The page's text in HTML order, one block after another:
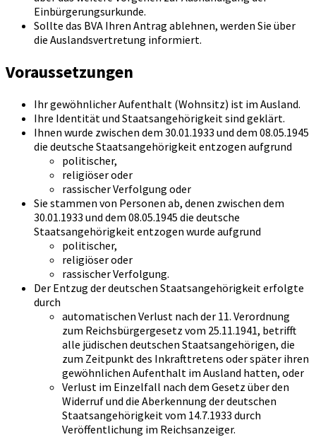
Einbürgerungsurkunde.
Sollte das BVA Ihren Antrag ablehnen, werden Sie über
die Auslandsvertretung informiert.
Voraussetzungen
Ihr gewöhnlicher Aufenthalt (Wohnsitz) ist im Ausland.
Ihre Identität und Staatsangehörigkeit sind geklärt.
Ihnen wurde zwischen dem 30.01.1933 und dem 08.05.1945
die deutsche Staatsangehörigkeit entzogen aufgrund
politischer,
religiöser oder
rassischer Verfolgung oder
Sie stammen von Personen ab, denen zwischen dem
30.01.1933 und dem 08.05.1945 die deutsche
Staatsangehörigkeit entzogen wurde aufgrund
politischer,
religiöser oder
rassischer Verfolgung.
Der Entzug der deutschen Staatsangehörigkeit erfolgte
durch
automatischen Verlust nach der 11. Verordnung
zum Reichsbürgergesetz vom 25.11.1941, betrifft
alle jüdischen deutschen Staatsangehörigen, die
zum Zeitpunkt des Inkrafttretens oder später ihren
gewöhnlichen Aufenthalt im Ausland hatten, oder
Verlust im Einzelfall nach dem Gesetz über den
Widerruf und die Aberkennung der deutschen
Staatsangehörigkeit vom 14.7.1933 durch
Veröffentlichung im Reichsanzeiger.